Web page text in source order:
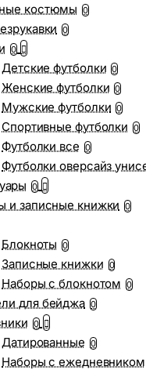
костюмы 0
0
0
Детские футболки 0
Женские футболки 0
Мужские футболки 0
Спортивные футболки 0
Футболки все 0
Футболки оверсайз
0
и записные книжки 0
Блокноты 0
Записные книжки 0
Наборы с блокнотом 0
для бейджа 0
0
Датированные 0
Наборы с ежедневником